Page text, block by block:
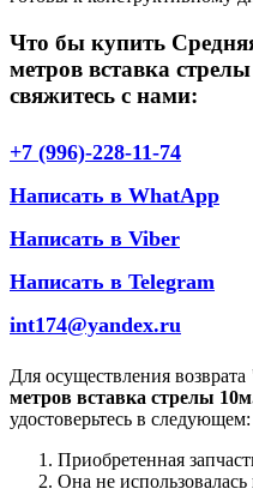
Что бы купить
метров вставка
свяжитесь с нами:
+7 (996)-228-11-74
Написать в WhatApp
Написать в Viber
Написать в Telegram
int174@yandex.ru
Для осуществления возврата
метров вставка стрелы
удостоверьтесь в следующем:
Приобретенная
Она не